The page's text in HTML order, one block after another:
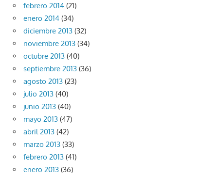
febrero 2014 (21)
enero 2014 (34)
diciembre 2013 (32)
noviembre 2013 (34)
octubre 2013 (40)
septiembre 2013 (36)
agosto 2013 (23)
julio 2013 (40)
junio 2013 (40)
mayo 2013 (47)
abril 2013 (42)
marzo 2013 (33)
febrero 2013 (41)
enero 2013 (36)